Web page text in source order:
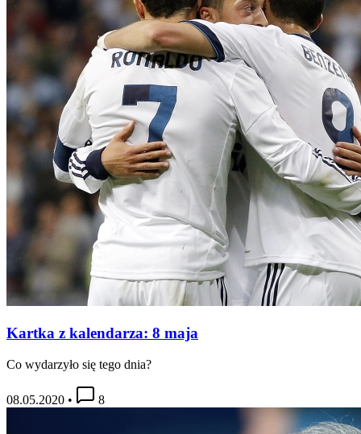
Kartka z kalendarza: 8 maja
Co wydarzyło się tego dnia?
08.05.2020 • 8